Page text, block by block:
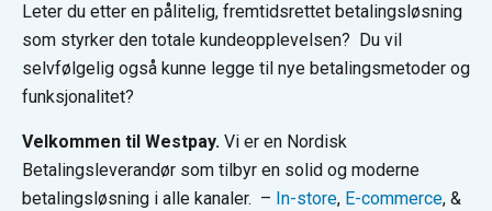
Leter du etter en pålitelig, fremtidsrettet betalingsløsning
som styrker den totale kundeopplevelsen? Du vil
selvfølgelig også kunne legge til nye betalingsmetoder og
funksjonalitet?
Velkommen til Westpay. Vi er en Nordisk
Betalingsleverandør som tilbyr en solid og moderne
betalingsløsning i alle kanaler. – In-store, E-commerce, &